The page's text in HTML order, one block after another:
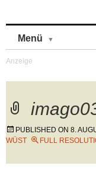
Menü
PUBLISHED ON 8.
WÜST
FULL